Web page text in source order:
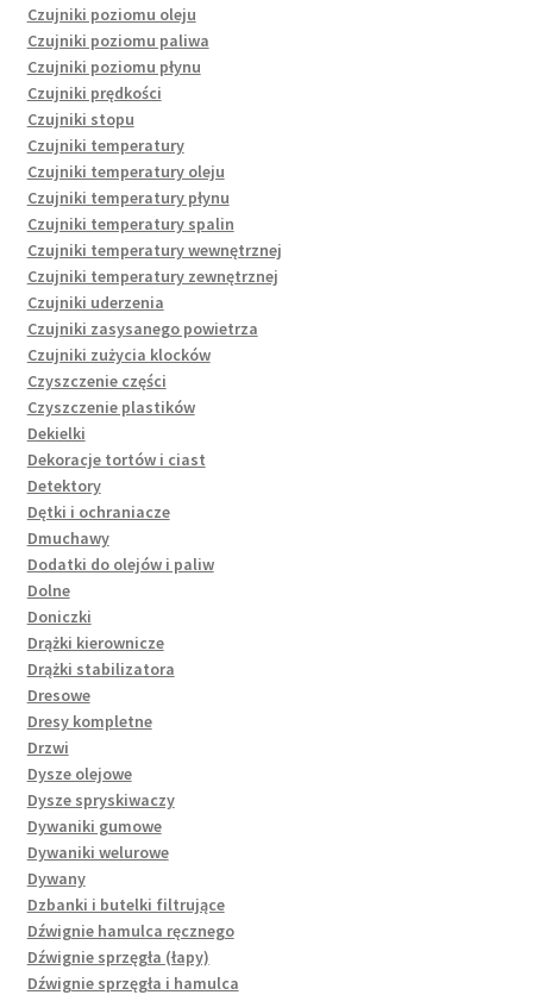
Czujniki poziomu oleju
Czujniki poziomu paliwa
Czujniki poziomu płynu
Czujniki prędkości
Czujniki stopu
Czujniki temperatury
Czujniki temperatury oleju
Czujniki temperatury płynu
Czujniki temperatury spalin
Czujniki temperatury wewnętrznej
Czujniki temperatury zewnętrznej
Czujniki uderzenia
Czujniki zasysanego powietrza
Czujniki zużycia klocków
Czyszczenie części
Czyszczenie plastików
Dekielki
Dekoracje tortów i ciast
Detektory
Dętki i ochraniacze
Dmuchawy
Dodatki do olejów i paliw
Dolne
Doniczki
Drążki kierownicze
Drążki stabilizatora
Dresowe
Dresy kompletne
Drzwi
Dysze olejowe
Dysze spryskiwaczy
Dywaniki gumowe
Dywaniki welurowe
Dywany
Dzbanki i butelki filtrujące
Dźwignie hamulca ręcznego
Dźwignie sprzęgła (łapy)
Dźwignie sprzęgła i hamulca